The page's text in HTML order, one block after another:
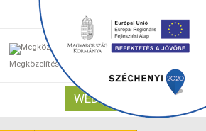
Megközelítés
0
WEBSHOP